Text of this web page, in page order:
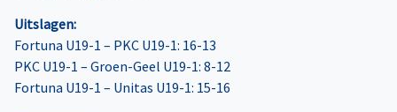
Uitslagen:
Fortuna U19-1 – PKC U19-1: 16-13
PKC U19-1 – Groen-Geel U19-1: 8-12
Fortuna U19-1 – Unitas U19-1: 15-16